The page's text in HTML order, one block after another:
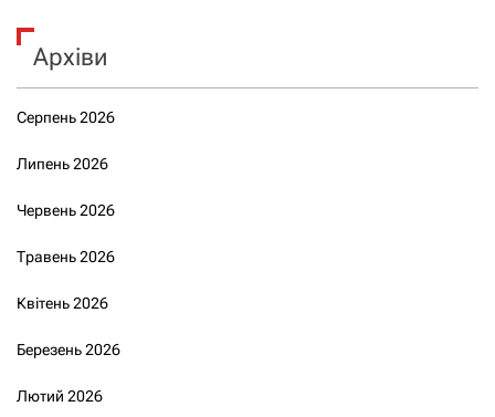
Архіви
Серпень 2026
Липень 2026
Червень 2026
Травень 2026
Квітень 2026
Березень 2026
Лютий 2026